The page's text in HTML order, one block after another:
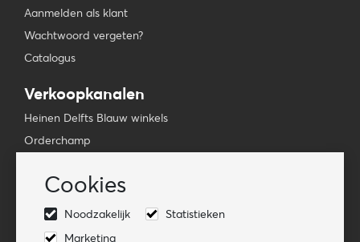
Cookies
Noodzakelijk
Statistieken
Marketing
Aanmelden als klant
Wachtwoord vergeten?
Catalogus
Verkoopkanalen
Heinen Delfts Blauw winkels
Orderchamp
Tica Venlo
Volg ons